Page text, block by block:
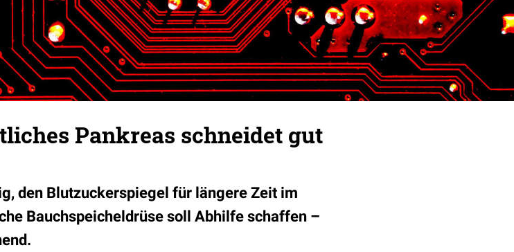
Pankreas schneidet gut
den Blutzuckerspiegel für längere Zeit im
Bauchspeicheldrüse soll Abhilfe schaffen –